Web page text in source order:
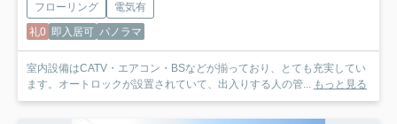
フローリング
電気有
礼0 即入居可 パノラマ
室内設備はCATV・エアコン・BSなどが揃っており、とても充実してい
ます。オートロックが設置されていて、出入りする人の管... もっと見る